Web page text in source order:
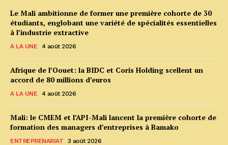
Le Mali ambitionne de former une première cohorte de 30
étudiants, englobant une variété de spécialités essentielles
à l’industrie extractive
A LA UNE 4 août 2026
Afrique de l’Oouet: la BIDC et Coris Holding scellent un
accord de 80 millions d’euros
A LA UNE 4 août 2026
Mali: le CMEM et l’API-Mali lancent la première cohorte de
formation des managers d’entreprises à Bamako
ENTREPRENARIAT 3 août 2026